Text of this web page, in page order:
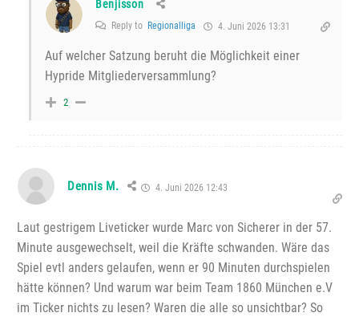
Benjisson
Reply to Regionalliga 4. Juni 2026 13:31
Auf welcher Satzung beruht die Möglichkeit einer
Hypride Mitgliederversammlung?
2
Dennis M. 4. Juni 2026 12:43
Laut gestrigem Liveticker wurde Marc von Sicherer in der 57.
Minute ausgewechselt, weil die Kräfte schwanden. Wäre das
Spiel evtl anders gelaufen, wenn er 90 Minuten durchspielen
hätte können? Und warum war beim Team 1860 München e.V
im Ticker nichts zu lesen? Waren die alle so unsichtbar? So